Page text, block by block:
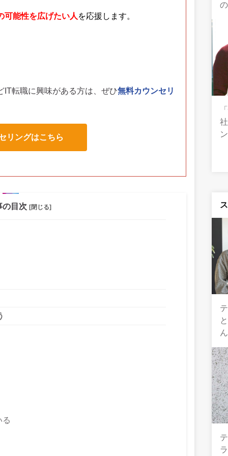
可能性を広げたい人を応援します。
転職に興味がある方は、 ぜひ無料カウンセリ
リングはこちら
の目次 [閉じる]
る